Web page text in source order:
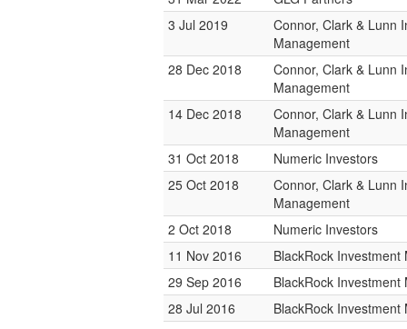
3 Jul 2019
Connor, Clark & Lunn
Management
28 Dec 2018
Connor, Clark & Lunn
Management
14 Dec 2018
Connor, Clark & Lunn
Management
31 Oct 2018
Numeric Investors
25 Oct 2018
Connor, Clark & Lunn
Management
2 Oct 2018
Numeric Investors
11 Nov 2016
BlackRock Investment
29 Sep 2016
BlackRock Investment
28 Jul 2016
BlackRock Investment